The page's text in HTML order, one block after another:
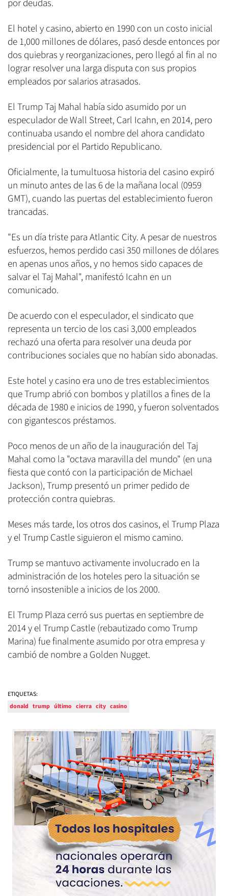
por deudas.
El hotel y casino, abierto en 1990 con un costo inicial
de 1,000 millones de dólares, pasó desde entonces por
dos quiebras y reorganizaciones, pero llegó al fin al no
lograr resolver una larga disputa con sus propios
empleados por salarios atrasados.
El Trump Taj Mahal había sido asumido por un
especulador de Wall Street, Carl Icahn, en 2014, pero
continuaba usando el nombre del ahora candidato
presidencial por el Partido Republicano.
Oficialmente, la tumultuosa historia del casino expiró
un minuto antes de las 6 de la mañana local (0959
GMT), cuando las puertas del establecimiento fueron
trancadas.
"Es un día triste para Atlantic City. A pesar de nuestros
esfuerzos, hemos perdido casi 350 millones de dólares
en apenas unos años, y no hemos sido capaces de
salvar el Taj Mahal", manifestó Icahn en un
comunicado.
De acuerdo con el especulador, el sindicato que
representa un tercio de los casi 3,000 empleados
rechazó una oferta para resolver una deuda por
contribuciones sociales que no habían sido abonadas.
Este hotel y casino era uno de tres establecimientos
que Trump abrió con bombos y platillos a fines de la
década de 1980 e inicios de 1990, y fueron solventados
con gigantescos préstamos.
Poco menos de un año de la inauguración del Taj
Mahal como la "octava maravilla del mundo" (en una
fiesta que contó con la participación de Michael
Jackson), Trump presentó un primer pedido de
protección contra quiebras.
Meses más tarde, los otros dos casinos, el Trump Plaza
y el Trump Castle siguieron el mismo camino.
Trump se mantuvo activamente involucrado en la
administración de los hoteles pero la situación se
tornó insostenible a inicios de los 2000.
El Trump Plaza cerró sus puertas en septiembre de
2014 y el Trump Castle (rebautizado como Trump
Marina) fue finalmente asumido por otra empresa y
cambió de nombre a Golden Nugget.
ETIQUETAS:
donald trump último cierra city casino